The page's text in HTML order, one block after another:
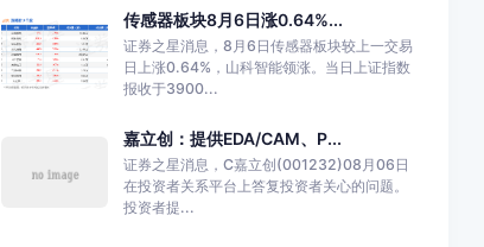
传感器板块8月6日涨0.64%...
证券之星消息，8月6日传感器板块较上一交易
日上涨0.64%，山科智能领涨。当日上证指数
报收于3900...
嘉立创：提供EDA/CAM、P...
证券之星消息，C嘉立创(001232)08月06日
在投资者关系平台上答复投资者关心的问题。
投资者提...